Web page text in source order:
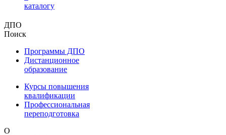
каталогу
ДПО
Поиск
Программы ДПО
Дистанционное
образование
Курсы повышения
квалификации
Профессиональная
переподготовка
О